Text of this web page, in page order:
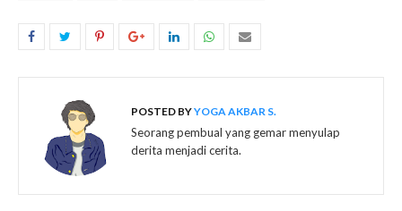
POSTED BYYOGA AKBAR S.
Seorang pembual yang gemar menyulap
derita menjadi cerita.